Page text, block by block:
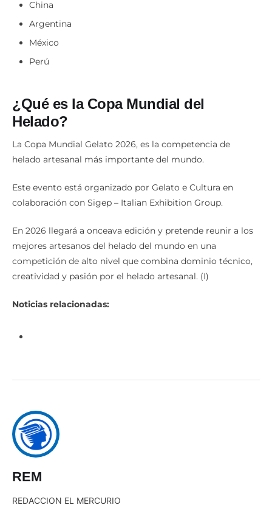
China
Argentina
México
Perú
¿Qué es la Copa Mundial del
Helado?
La Copa Mundial Gelato 2026, es la competencia de
helado artesanal más importante del mundo.
Este evento está organizado por Gelato e Cultura en
colaboración con Sigep – Italian Exhibition Group.
En 2026 llegará a onceava edición y pretende reunir a los
mejores artesanos del helado del mundo en una
competición de alto nivel que combina dominio técnico,
creatividad y pasión por el helado artesanal. (I)
Noticias relacionadas:
REM
REDACCION EL MERCURIO